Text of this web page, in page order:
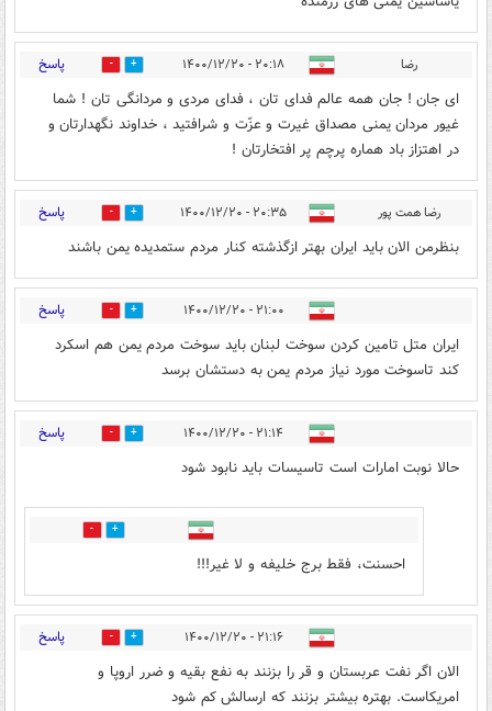
رضا ۲۰:۱۸ - ۱۴۰۰/۱۲/۲۰ 11 پاسخ
اى جان ! جان همه عالم فداى تان ، فداى مردى و مردانگى تان ! شما
غيور مردان يمنى مصداق غيرت و عزّت و شرافتيد ، خداوند نگهدارتان و
در اهتزاز باد هماره پرچم پر افتخارتان !
رضا همت پور ۲۰:۳۵ - ۱۴۰۰/۱۲/۲۰ 10 پاسخ
بنظرمن الان باید ایران بهتر ازگذشته کنار مردم ستمدیده یمن باشند
۲۱:۰۰ - ۱۴۰۰/۱۲/۲۰ 7 پاسخ
ایران متل تامین کردن سوخت لبنان باید سوخت مردم یمن هم اسکرد
کند تاسوخت مورد نیاز مردم یمن به دستشان برسد
۲۱:۱۴ - ۱۴۰۰/۱۲/۲۰ 6 پاسخ
حالا نوبت امارات است تاسیسات باید نابود شود
1
احسنت، فقط برج خلیفه و لا غیر!!!
۲۱:۱۶ - ۱۴۰۰/۱۲/۲۰ 6 پاسخ
الان اگر نفت عربستان و قر را بزنند به نفع بقیه و ضرر اروپا و
امریکاست. بهتره بیشتر بزنند که ارسالش کم شود